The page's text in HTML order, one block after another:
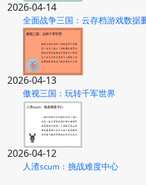
2026-04-14
全面战争三国：云存档游戏数据
2026-04-13
傲视三国：玩转千军世界
2026-04-12
人渣scum：挑战难度中心